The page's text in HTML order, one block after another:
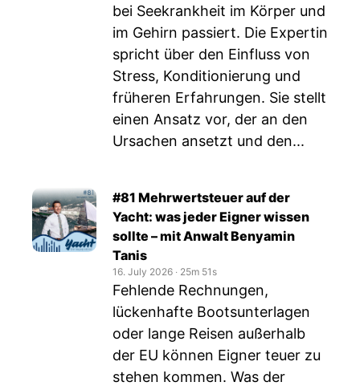
bei Seekrankheit im Körper und
im Gehirn passiert. Die Expertin
spricht über den Einfluss von
Stress, Konditionierung und
früheren Erfahrungen. Sie stellt
einen Ansatz vor, der an den
Ursachen ansetzt und den...
#81 Mehrwertsteuer auf der
Yacht: was jeder Eigner wissen
sollte – mit Anwalt Benyamin
Tanis
16. July 2026 ‧ 25m 51s
Fehlende Rechnungen,
lückenhafte Bootsunterlagen
oder lange Reisen außerhalb
der EU können Eigner teuer zu
stehen kommen. Was der